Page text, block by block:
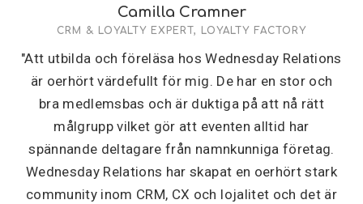
Camilla Cramner
CRM & LOYALTY EXPERT, LOYALTY FACTORY
"Att utbilda och föreläsa hos Wednesday Relations
är oerhört värdefullt för mig. De har en stor och
bra medlemsbas och är duktiga på att nå rätt
målgrupp vilket gör att eventen alltid har
spännande deltagare från namnkunniga företag.
Wednesday Relations har skapat en oerhört stark
community inom CRM, CX och lojalitet och det är